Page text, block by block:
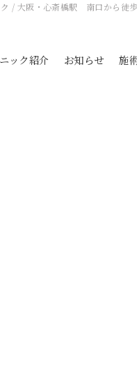
/ 大阪・心斎橋駅 南口から徒
ック紹介 お知らせ 施